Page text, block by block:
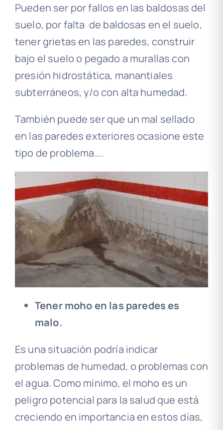
Pueden ser por fallos en las baldosas del
suelo, por falta de baldosas en el suelo,
tener grietas en las paredes, construir
bajo el suelo o pegado a murallas con
presión hidrostática, manantiales
subterráneos, y/o con alta humedad.
También puede ser que un mal sellado
en las paredes exteriores ocasione este
tipo de problema….
Tener moho en las paredes es
malo.
Es una situación podría indicar
problemas de humedad, o problemas con
el agua. Como mínimo, el moho es un
peligro potencial para la salud que está
creciendo en importancia en estos días,